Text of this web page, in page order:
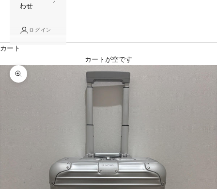
わせ
ログイン
カート
カートが空です
ズームイン